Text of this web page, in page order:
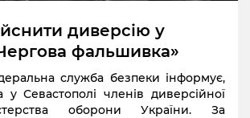
диверсію у
фальшивка»
служба безпеки інформує,
Севастополі членів диверсійної
оборони України. За